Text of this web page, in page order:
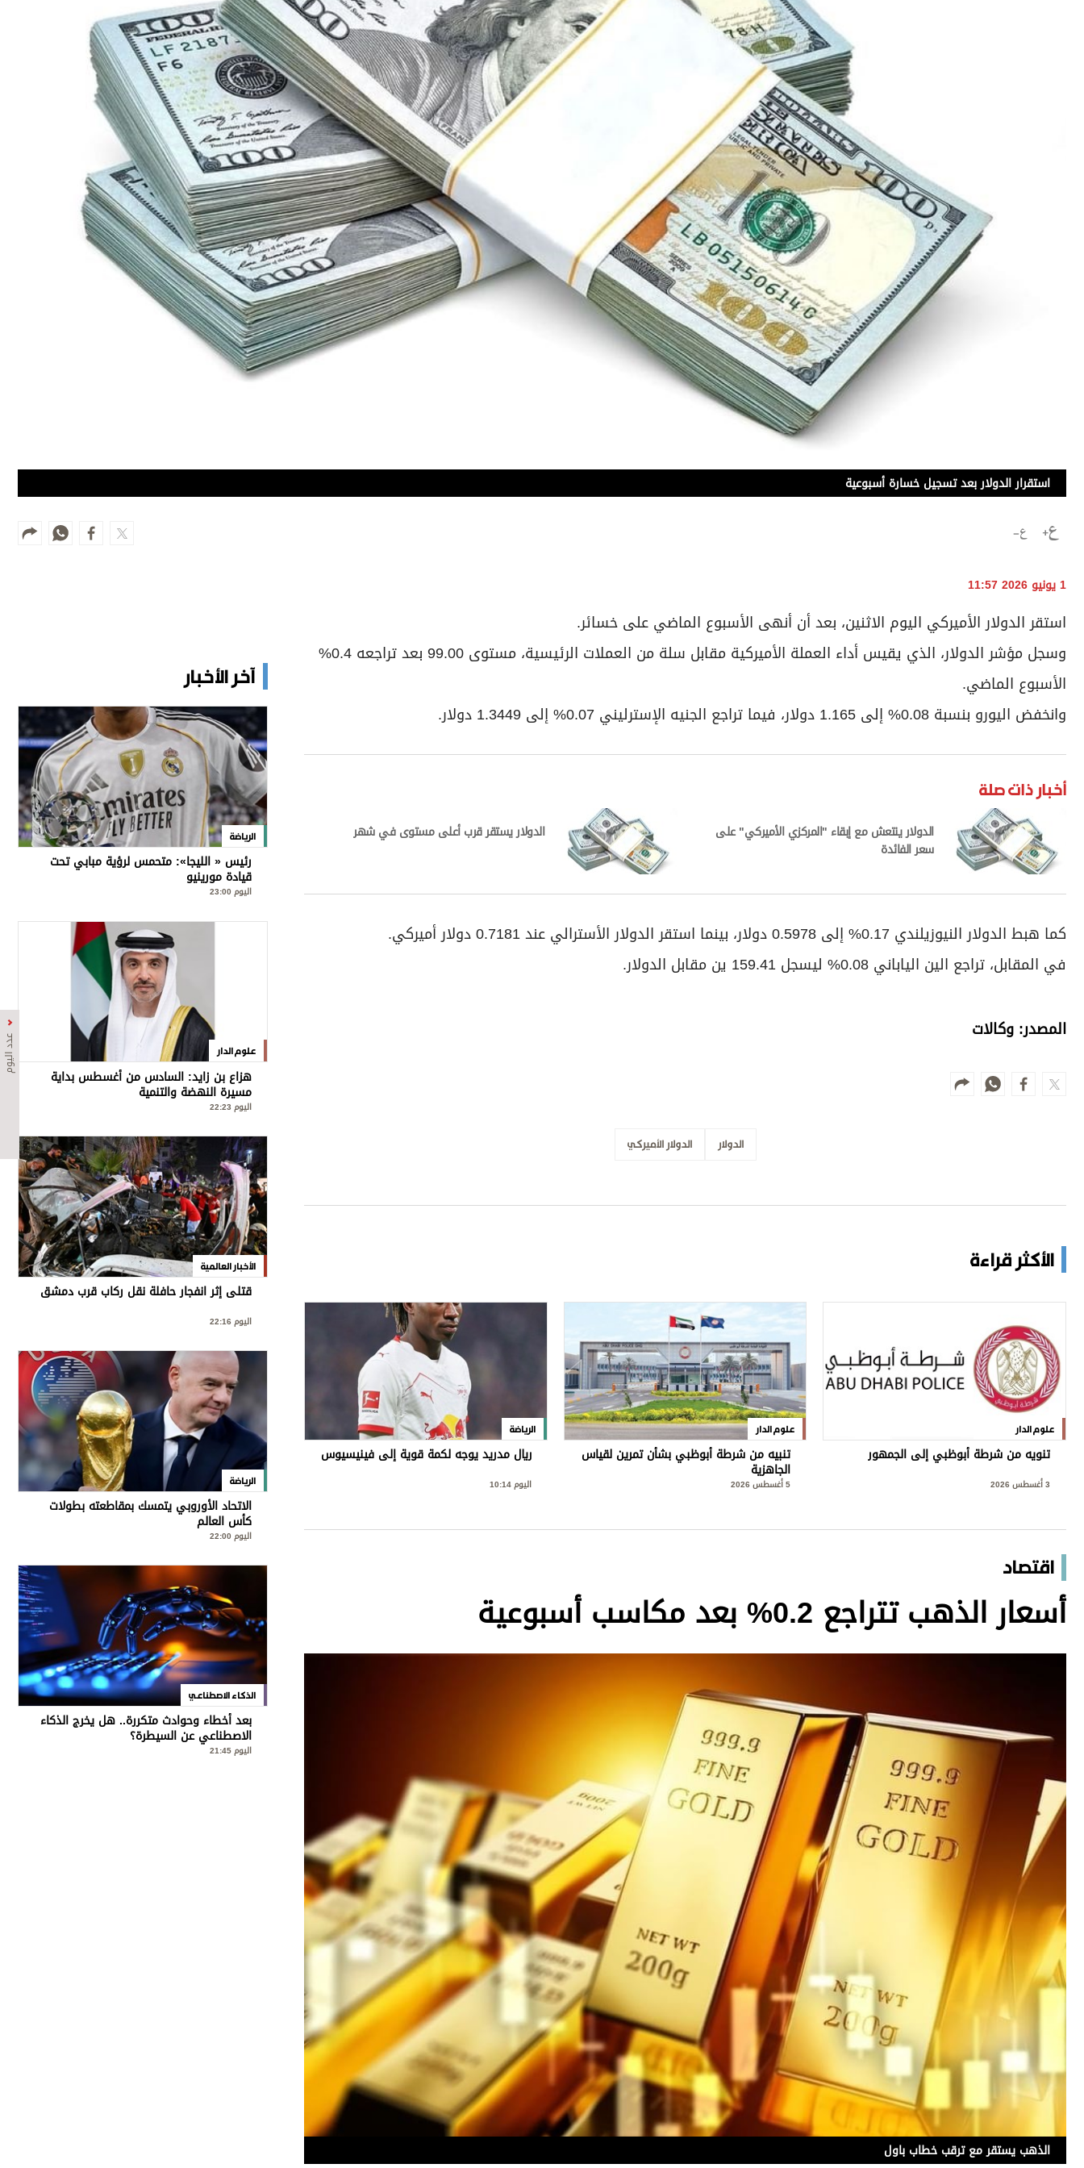
عدد اليوم
استقرار الدولار بعد تسجيل خسارة أسبوعية
1 يونيو 2026 11:57
استقر الدولار الأميركي اليوم الاثنين، بعد أن أنهى الأسبوع الماضي على خسائر.
وسجل مؤشر الدولار، الذي يقيس أداء العملة الأميركية مقابل سلة من العملات الرئيسية، مستوى 99.00 بعد تراجعه 0.4%
الأسبوع الماضي.
وانخفض اليورو بنسبة 0.08% إلى 1.165 دولار، فيما تراجع الجنيه الإسترليني 0.07% إلى 1.3449 دولار.
أخبار ذات صلة
الدولار ينتعش مع إبقاء "المركزي الأميركي" على
سعر الفائدة
الدولار يستقر قرب أعلى مستوى في شهر
كما هبط الدولار النيوزيلندي 0.17% إلى 0.5978 دولار، بينما استقر الدولار الأسترالي عند 0.7181 دولار أميركي.
في المقابل، تراجع الين الياباني 0.08% ليسجل 159.41 ين مقابل الدولار.
المصدر: وكالات
الدولار الدولار الأميركي
الأكثر قراءة
علوم الدار
تنويه من شرطة أبوظبي إلى الجمهور
3 أغسطس 2026
علوم الدار
تنبيه من شرطة أبوظبي بشأن تمرين لقياس
الجاهزية
5 أغسطس 2026
الرياضة
ريال مدريد يوجه لكمة قوية إلى فينيسيوس
اليوم 10:14
اقتصاد
أسعار الذهب تتراجع 0.2% بعد مكاسب أسبوعية
الذهب يستقر مع ترقب خطاب باول
آخر الأخبار
الرياضة
رئيس « الليجا»: متحمس لرؤية مبابي تحت
قيادة مورينيو
اليوم 23:00
علوم الدار
هزاع بن زايد: السادس من أغسطس بداية
مسيرة النهضة والتنمية
اليوم 22:23
الأخبار العالمية
قتلى إثر انفجار حافلة نقل ركاب قرب دمشق
اليوم 22:16
الرياضة
الاتحاد الأوروبي يتمسك بمقاطعته بطولات
كأس العالم
اليوم 22:00
الذكاء الاصطناعي
بعد أخطاء وحوادث متكررة.. هل يخرج الذكاء
الاصطناعي عن السيطرة؟
اليوم 21:45